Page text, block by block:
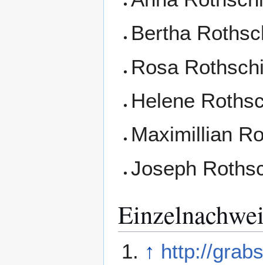
Bertha
Rosa
Helene
Maximillian
Joseph
↑ http://